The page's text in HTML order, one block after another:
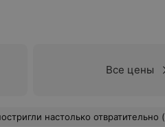
Все цены
что забрала деньги и пошла исправлять к другому мастеру в другой салон. Итог - длина волос меньше желаемой на 7 см (при длине по окончании до середины шеи). Хочется то же самое